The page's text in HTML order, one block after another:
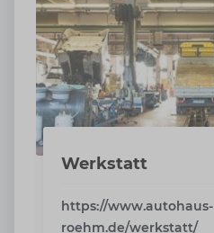
Werkstatt
https://www.autohaus-
roehm.de/werkstatt/